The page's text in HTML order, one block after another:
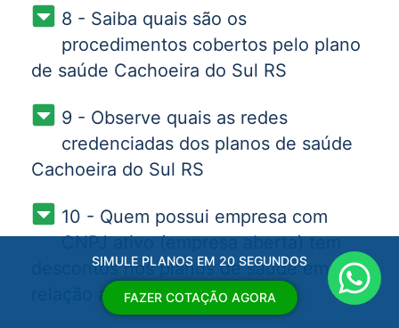
8 - Saiba quais são os
procedimentos cobertos pelo plano
de saúde Cachoeira do Sul RS
9 - Observe quais as redes
credenciadas dos planos de saúde
Cachoeira do Sul RS
10 - Quem possui empresa com
CNPJ ativo (empresa aberta) tem
descontos nos planos de saúde em
relação as pessoas físicas.
SIMULE PLANOS EM 20 SEGUNDOS
FAZER COTAÇÃO AGORA